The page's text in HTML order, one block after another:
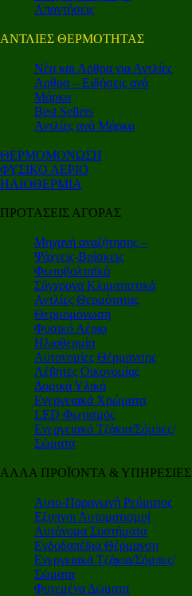
Απαντήσεις
ΑΝΤΛΙΕΣ ΘΕΡΜΟΤΗΤΑΣ
Nέα και Αρθρα για Αντλίες
Αρθρα – Ειδήσεις ανά
Μάρκα
Best Sellers
Αντλίες ανά Μάρκα
ΘΕΡΜΟΜΟΝΩΣΗ
ΦΥΣΙΚΟ ΑΕΡΙΟ
ΗΛΙΟΘΕΡΜΙΑ
ΠΡΟΤΑΣΕΙΣ ΑΓΟΡΑΣ
Μηχανή αναζήτησης –
Ψάχνεις-Βρίσκεις
Φωτοβολταϊκά
Σύγχρονα Κλιματιστικά
Αντλίες Θερμότητας
Θερμομόνωση
Φυσικό Αέριο
Ηλιοθερμία
Αυτονομίες Θέρμανσης
Λέβητες Οικονομίας
Δομικά Υλικά
Ενεργειακά Χρώματα
LED Φωτισμός
Ενεργειακά Τζάκια/Σόμπες/
Σώματα
ΑΛΛΑ ΠΡΟΪΟΝΤΑ & ΥΠΗΡΕΣΙΕΣ
Αυτο-Παραγωγή Ρεύματος
Εξυπνοι Αυτοματισμοί
Αυτόνομα Συστήματα
Ενδοδαπέδια Θέρμανση
Ενεργειακά Τζάκια/Σόμπες/
Σώματα
Φυτεμένα Δώματα